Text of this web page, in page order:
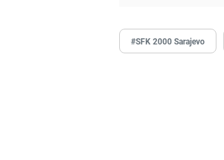
#SFK 2000 Sarajevo